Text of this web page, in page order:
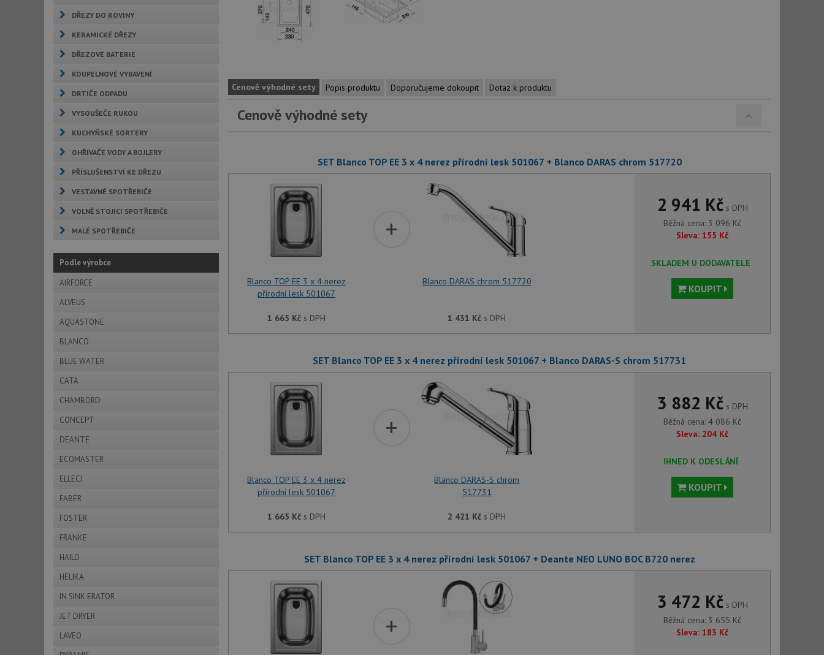
DŘEZY DO ROVINY
KERAMICKÉ DŘEZY
DŘEZOVÉ BATERIE
KOUPELNOVÉ VYBAVENÍ
DRTIČE ODPADU
VYSOUŠEČE RUKOU
KUCHYŇSKÉ SORTERY
OHŘÍVAČE VODY A BOJLERY
PŘÍSLUŠENSTVÍ KE DŘEZU
VESTAVNÉ SPOTŘEBIČE
VOLNĚ STOJÍCÍ SPOTŘEBIČE
MALÉ SPOTŘEBIČE
Podle výrobce
AIRFORCE
ALVEUS
AQUASTONE
BLANCO
BLUE WATER
CATA
CHAMBORD
CONCEPT
DEANTE
ECOMASTER
ELLECI
FABER
FOSTER
FRANKE
HAILO
HELIKA
IN SINK ERATOR
JET DRYER
LAVEO
Cenově výhodné sety Popis produktu Doporučujeme dokoupit Dotaz k produktu
Cenově výhodné sety
SET Blanco TOP EE 3 x 4 nerez přírodní lesk 501067 + Blanco DARAS chrom 517720
Blanco TOP EE 3 x 4 nerez
přírodní lesk 501067
1 665 Kčs DPH
+
Blanco DARAS chrom 517720
1 431 Kč s DPH
2 941 Kčs DPH
Běžná cena: 3 096 Kč
Sleva: 155 Kč
SKLADEM U DODAVATELE
KOUPIT
SET Blanco TOP EE 3 x 4 nerez přírodní lesk 501067 + Blanco DARAS-S chrom 517731
Blanco TOP EE 3 x 4 nerez
přírodní lesk 501067
1 665 Kčs DPH
+
Blanco DARAS-S chrom
517731
2 421 Kč s DPH
3 882 Kčs DPH
Běžná cena:4 086 Kč
Sleva: 204 Kč
IHNED K ODESLÁNÍ
KOUPIT
SET Blanco TOP EE 3 x 4 nerez přírodní lesk 501067 + Deante NEO LUNO BOC B720 nerez
+
3 472 Kčs DPH
Běžná cena: 3 655 Kč
Sleva: 183 Kč